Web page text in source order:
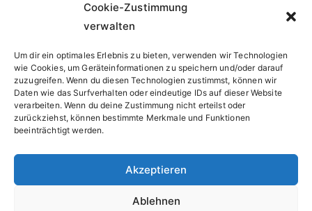
Cookie-Zustimmung
verwalten
Um dir ein optimales Erlebnis zu bieten, verwenden wir Technologien
wie Cookies, um Geräteinformationen zu speichern und/oder darauf
zuzugreifen. Wenn du diesen Technologien zustimmst, können wir
Daten wie das Surfverhalten oder eindeutige IDs auf dieser Website
verarbeiten. Wenn du deine Zustimmung nicht erteilst oder
zurückziehst, können bestimmte Merkmale und Funktionen
beeinträchtigt werden.
Akzeptieren
Ablehnen
Publisher Knaur HC
Publication date 2006-08-12T00:00:01Z
Number of pages 496
Copyright © 2026Sparfuchs – Kassel. |Cookie-
| Powered byZakra